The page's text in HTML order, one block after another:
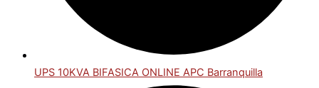
UPS 10KVA BIFASICA ONLINE APC Barranquilla